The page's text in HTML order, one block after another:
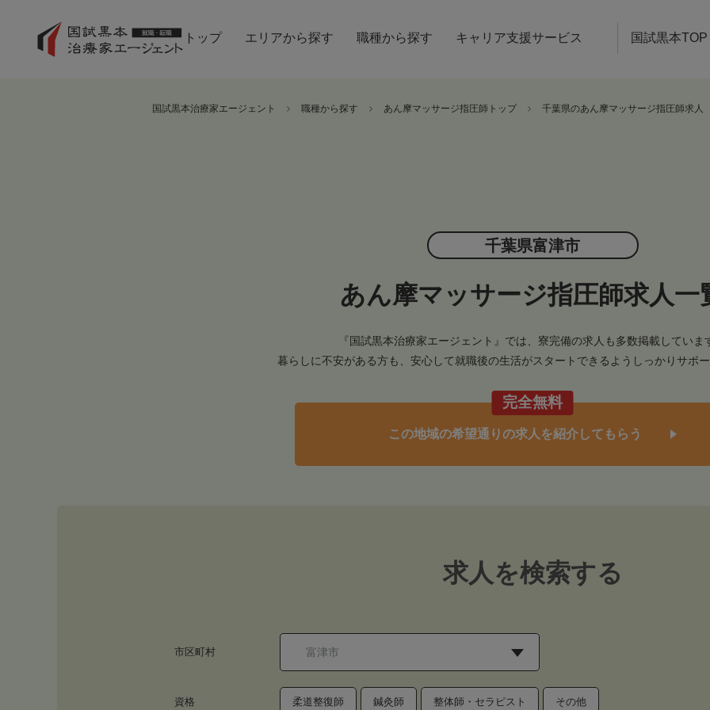
トップ エリアから探す 職種から探す キャリア支援サービス 国試黒本TOP
国試黒本治療家エージェント 職種から探す あん摩マッサージ指圧師トップ 千葉県のあん摩マッサージ指圧師求人
千葉県富津市
あん摩マッサージ指圧師求人一
『国試黒本治療家エージェント』では、寮完備の求人も多数掲載していま
暮らしに不安がある方も、安心して就職後の生活がスタートできるようしっかりサポー
完全無料
この地域の希望通りの求人を紹介してもらう
求人を検索する
市区町村
資格 柔道整復師 鍼灸師 整体師・セラピスト その他